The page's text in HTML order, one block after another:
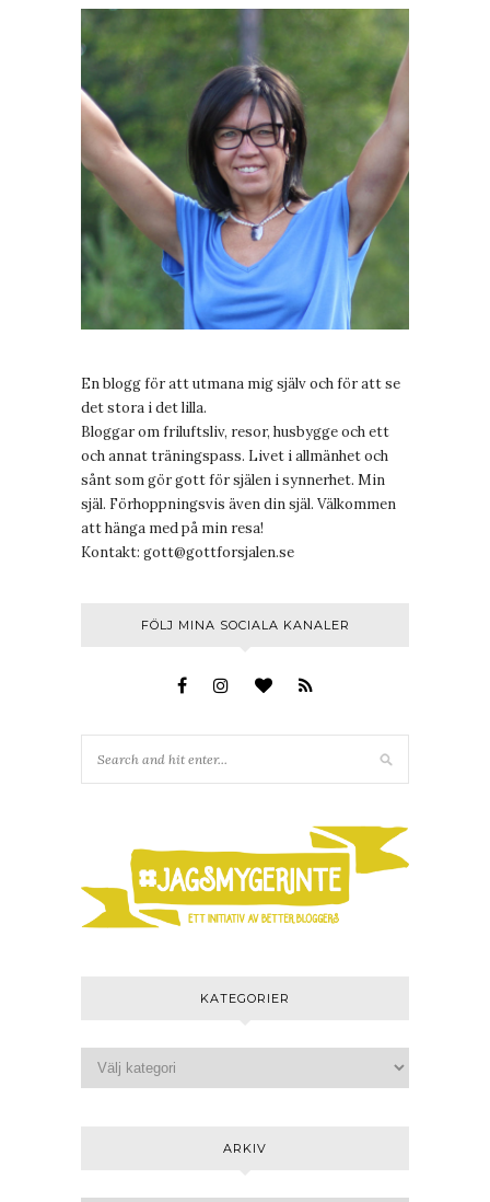
En blogg för att utmana mig själv och för att se
det stora i det lilla.
Bloggar om friluftsliv, resor, husbygge och ett
och annat träningspass. Livet i allmänhet och
sånt som gör gott för själen i synnerhet. Min
själ. Förhoppningsvis även din själ. Välkommen
att hänga med på min resa!
Kontakt: gott@gottforsjalen.se
FÖLJ MINA SOCIALA KANALER
KATEGORIER
ARKIV